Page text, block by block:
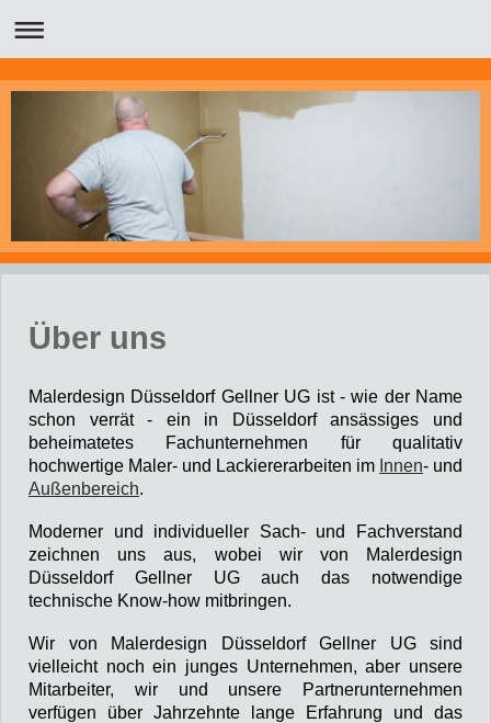
Über uns
Malerdesign Düsseldorf Gellner UG ist - wie der Name
schon verrät - ein in Düsseldorf ansässiges und
beheimatetes Fachunternehmen für qualitativ
hochwertige Maler- und Lackiererarbeiten im Innen- und
Außenbereich.
Moderner und individueller Sach- und Fachverstand
zeichnen uns aus, wobei wir von Malerdesign
Düsseldorf Gellner UG auch das notwendige
technische Know-how mitbringen.
Wir von Malerdesign Düsseldorf Gellner UG sind
vielleicht noch ein junges Unternehmen, aber unsere
Mitarbeiter, wir und unsere Partnerunternehmen
verfügen über Jahrzehnte lange Erfahrung und das